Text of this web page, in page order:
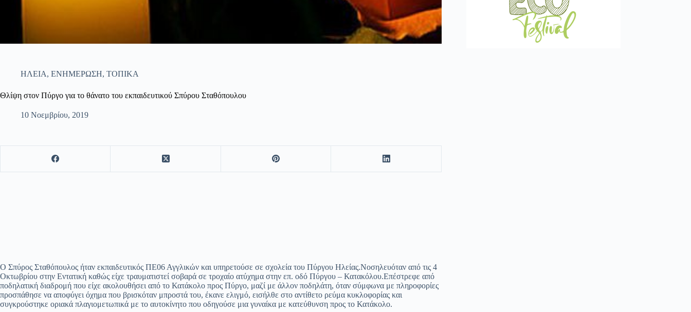
ΗΛΕΙΑ, ΕΝΗΜΕΡΩΣΗ, ΤΟΠΙΚΑ
Θλίψη στον Πύργο για το θάνατο του εκπαιδευτικού Σπύρου Σταθόπουλου
10 Νοεμβρίου, 2019
Ο Σπύρος Σταθόπουλος ήταν εκπαιδευτικός ΠΕ06 Αγγλικών και υπηρετούσε σε σχολεία του Πύργου Ηλείας.Νοσηλευόταν από τις 4
Οκτωβρίου στην Εντατική καθώς είχε τραυματιστεί σοβαρά σε τροχαίο ατύχημα στην επ. οδό Πύργου – Κατακόλου.Επέστρεφε από
ποδηλατική διαδρομή που είχε ακολουθήσει από το Κατάκολο προς Πύργο, μαζί με άλλον ποδηλάτη, όταν σύμφωνα με πληροφορίες
προσπάθησε να αποφύγει όχημα που βρισκόταν μπροστά του, έκανε ελιγμό, εισήλθε στο αντίθετο ρεύμα κυκλοφορίας και
συγκρούστηκε οριακά πλαγιομετωπικά με το αυτοκίνητο που οδηγούσε μια γυναίκα με κατεύθυνση προς το Κατάκολο.